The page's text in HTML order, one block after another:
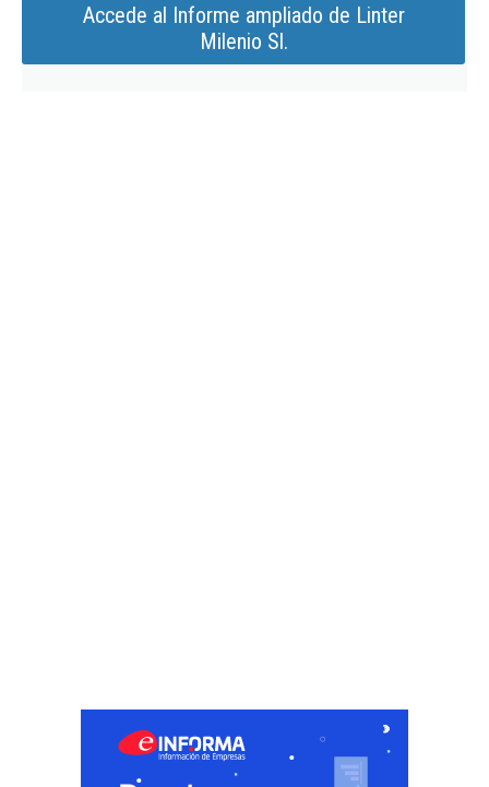
Accede al Informe ampliado de Linter
Milenio Sl.